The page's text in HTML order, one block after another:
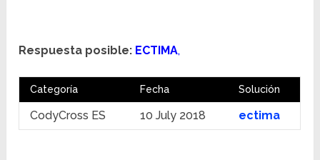
Respuesta posible: ECTIMA,
Categoría Fecha Solución
CodyCross ES 10 July 2018 ectima